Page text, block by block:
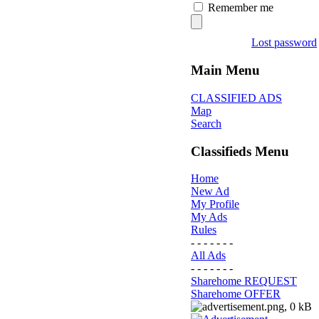
Remember me
Lost password
Main Menu
CLASSIFIED ADS
Map
Search
Classifieds Menu
Home
New Ad
My Profile
My Ads
Rules
- - - - - - -
All Ads
- - - - - - -
Sharehome REQUEST
Sharehome OFFER